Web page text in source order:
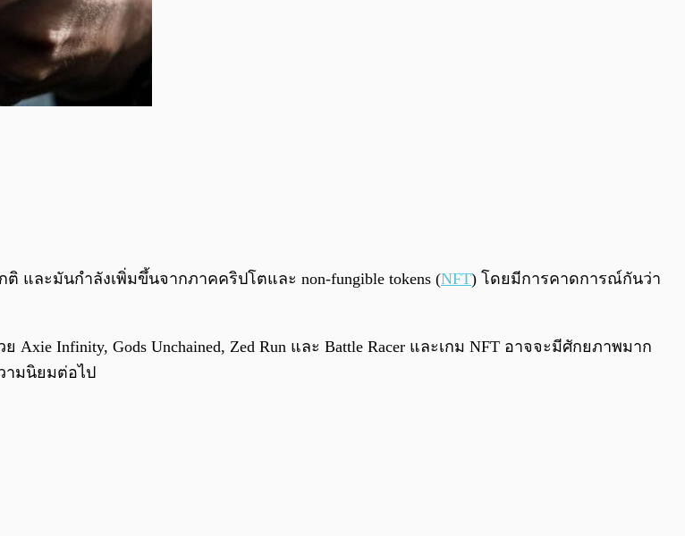
และมันกำลังเพิ่มขึ้นจากภาคคริปโตและ non-fungible tokens (NFT) โดยมีการคาดการณ์กันว่า
Infinity, Gods Unchained, Zed Run และ Battle Racer และเกม NFT อาจจะมีศักยภาพมาก
ามนิยมต่อไป